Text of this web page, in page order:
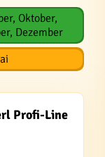
Oktober,
Dezember
Profi-Line